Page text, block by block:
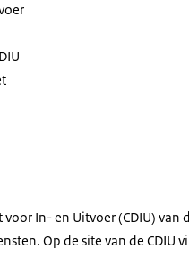
In- en Uitvoer (CDIU) van
Op de site van de CDIU